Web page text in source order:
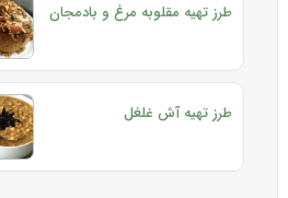
طرز تهیه مقلوبه مرغ و بادمجان
طرز تهیه آش غلغل